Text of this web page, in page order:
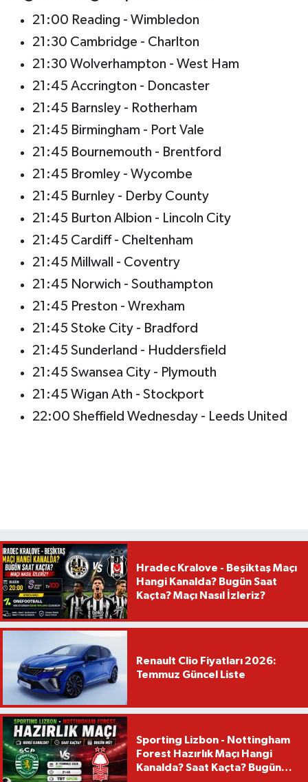
21:00 Reading - Wimbledon
21:30 Cambridge - Charlton
21:30 Wolverhampton - West Ham
21:45 Accrington - Doncaster
21:45 Barnsley - Rotherham
21:45 Birmingham - Port Vale
21:45 Bournemouth - Brentford
21:45 Bromley - Wycombe
21:45 Burnley - Derby County
21:45 Burton Albion - Lincoln City
21:45 Cardiff - Cheltenham
21:45 Millwall - Coventry
21:45 Norwich - Southampton
21:45 Preston - Wrexham
21:45 Stoke City - Bradford
21:45 Sunderland - Huddersfield
21:45 Swansea City - Plymouth
21:45 Wigan Ath - Stockport
22:00 Sheffield Wednesday - Leeds United
Hradec Kralove - Beşiktaş Maçı
Hangi Kanalda? Bugün Saat
Kaçta? Maçı Nasıl İzleriz?
Renault Clio Fiyatları 2026:
Temmuz Güncel Liste
Sporting Lizbon - Nottingham
Forest Hazırlık Maçı Hangi
Kanalda? Saat Kaçta? Bugün